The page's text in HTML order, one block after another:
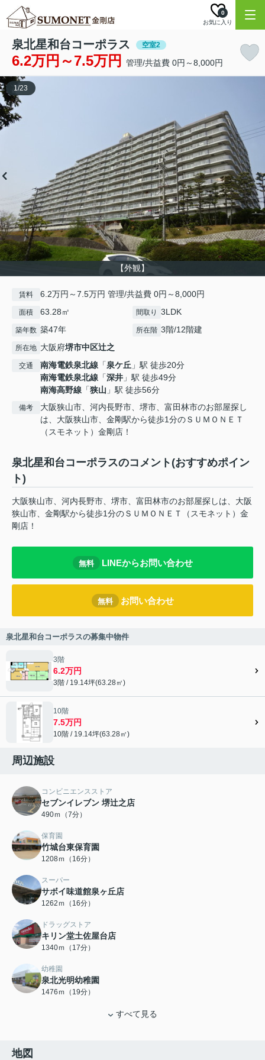
お気に入り
0
泉北星和台コーポラス 空室2
6.2万円～7.5万円 管理/共益費 0円～8,000円
【外観】
1/23
賃料 6.2万円～7.5万円 管理/共益費 0円～8,000円
面積 63.28㎡ 間取り 3LDK
築年数 築47年 所在階 3階/12階建
所在地 大阪府堺市中区辻之
交通 南海電鉄泉北線 「泉ケ丘 」駅 徒歩20分
南海電鉄泉北線 「深井 」駅 徒歩49分
南海高野線 「狭山 」駅 徒歩56分
備考
大阪狭山市、河内長野市、堺市、富田林市のお部屋探し
は、大阪狭山市、金剛駅から徒歩1分のＳＵＭＯＮＥＴ
（スモネット）金剛店！
泉北星和台コーポラスのコメント(おすすめポイン
ト)
大阪狭山市、河内長野市、堺市、富田林市のお部屋探しは、大阪
狭山市、金剛駅から徒歩1分のＳＵＭＯＮＥＴ（スモネット）金
剛店！
無料 LINEからお問い合わせ
無料 お問い合わせ
泉北星和台コーポラスの募集中物件
3階
6.2万円
3階 / 19.14坪(63.28㎡)
10階
7.5万円
10階 / 19.14坪(63.28㎡)
周辺施設
コンビニエンスストア
セブンイレブン 堺辻之店
490ｍ（7分）
保育園
竹城台東保育園
1208ｍ（16分）
スーパー
サボイ味道館泉ヶ丘店
1262ｍ（16分）
ドラッグストア
キリン堂土佐屋台店
1340ｍ（17分）
幼稚園
泉北光明幼稚園
1476ｍ（19分）
すべて見る
地図